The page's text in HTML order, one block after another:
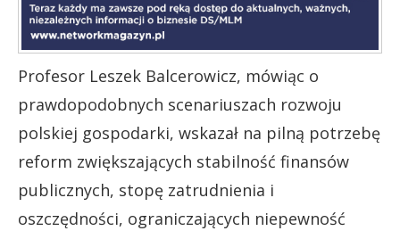
Profesor Leszek Balcerowicz, mówiąc o
prawdopodobnych scenariuszach rozwoju
polskiej gospodarki, wskazał na pilną potrzebę
reform zwiększających stabilność finansów
publicznych, stopę zatrudnienia i
oszczędności, ograniczających niepewność